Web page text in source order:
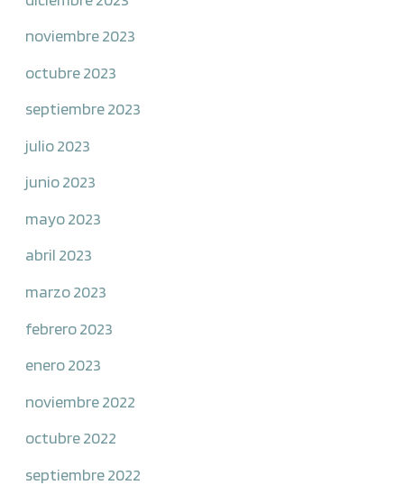
noviembre 2023
octubre 2023
septiembre 2023
julio 2023
junio 2023
mayo 2023
abril 2023
marzo 2023
febrero 2023
enero 2023
noviembre 2022
octubre 2022
septiembre 2022